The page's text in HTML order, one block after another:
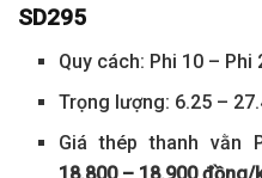
SD295
Quy cách: Phi 10 – Phi
Trọng lượng: 6.25 –
Giá thép thanh vằn